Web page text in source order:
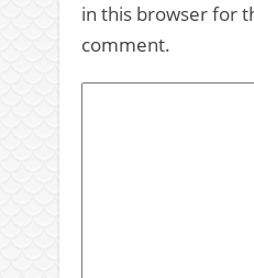
in this browser for
comment.